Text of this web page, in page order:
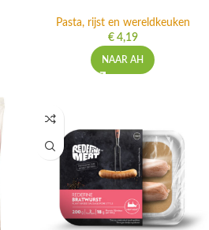
Pasta, rijst en wereldkeuken
€4,19
NAAR AH